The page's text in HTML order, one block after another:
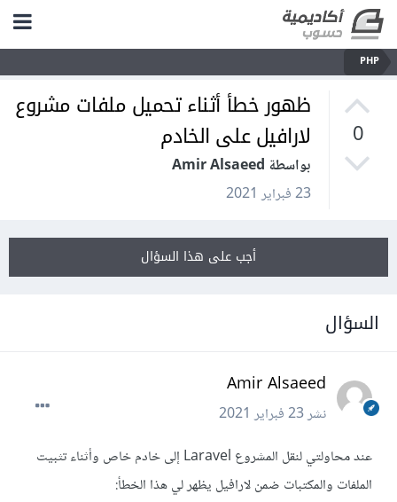
PHP
0
ظهور خطأ أثناء تحميل ملفات مشروع
لارافيل على الخادم
بواسطة Amir Alsaeed
23 فبراير 2021
أجب على هذا السؤال
السؤال
Amir Alsaeed
نشر23 فبراير 2021
عند محاولتي لنقل المشروع Laravel إلى خادم خاص وأثناء تثبيت
الملفات والمكتبات ضمن لارافيل يظهر لي هذا الخطأ: